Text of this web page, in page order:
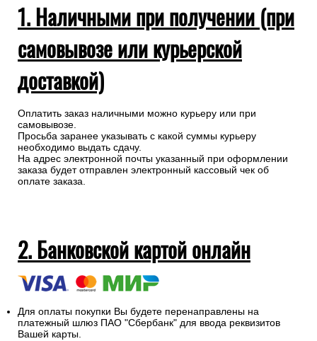
1. Наличными при получении (при
самовывозе или курьерской
доставкой)
Оплатить заказ наличными можно курьеру или при
самовывозе.
Просьба заранее указывать с какой суммы курьеру
необходимо выдать сдачу.
На адрес электронной почты указанный при оформлении
заказа будет отправлен электронный кассовый чек об
оплате заказа.
2. Банковской картой онлайн
Для оплаты покупки Вы будете перенаправлены на
платежный шлюз ПАО "Сбербанк" для ввода реквизитов
Вашей карты.